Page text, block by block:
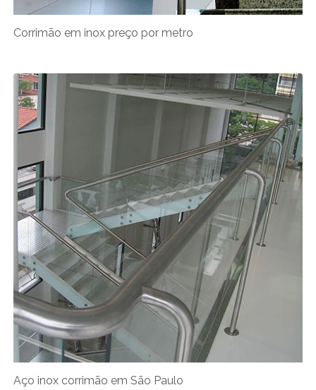
Corrimão em inox preço por metro
Aço inox corrimão em São Paulo